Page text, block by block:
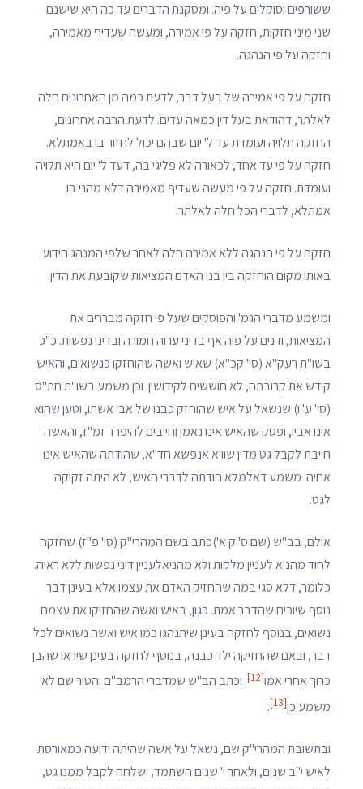
ששורפים וסוקלים על פיה. ומסקנת הדברים עד כה היא שישנם
שני מיני חזקות, חזקה על פי אמירה, ומעשה שעדיף מאמירה,
וחזקה על פי הנהגה.
חזקה על פי אמירה של בעל דבר, לדעת כמה מן האחרונים חלה
לאלתר, דהודאת בעל דין כמאה עדים. לדעת הרבה אחרונים,
החזקה תלויה ועומדת עד ל' יום שבהם יכול לחזור בו באמתלא.
חזקה על פי עד אחד, לכאורה לא פליגי בה, דעד ל' יום היא תלויה
ועומדת. חזקה על פי מעשה שעדיף מאמירה דלא מהני בו
אמתלא, לדברי הכל חלה לאלתר.
חזקה על פי הנהגה ללא אמירה חלה לאחר שלפי המנהג הידוע
באותו מקום הוחזקה בין בני האדם המציאות שקובעת את הדין.
ומשמע מדברי הגמ' והפוסקים שעל פי חזקה מבררים את
המציאות, ודנים על פיה אף בדיני ערוה חמורה ובדיני נפשות. כ"כ
בשו"ת רעק"א (סי' קכ"א) שאיש ואשה שהוחזקו כנשואים, והאיש
קידש את קרובתה, לא חוששים לקידושין. וכן משמע בשו"ת חת"ס
(סי' ע"ו) שנשאל על איש שהוחזק כבנו של אבי אשתו, וטען שהוא
אינו אביו, ופסק שהאיש אינו נאמן וחייבים להיפרד זמ"ז, והאשה
חייבת לקבל גט מדין שוויא אנפשא חד"א, שהודתה שהאיש אינו
אחיה. משמע דאלמלא הודתה לדברי האיש, לא היתה זקוקה
לגט.
אולם, בב"ש (שם ס"ק א')כתב בשם המהרי"ק (סי' פ"ז) שחזקה
לחוד מהניא לעניין מלקות ולא מהניאלעניין דיני נפשות ללא ראיה.
כלומר, דלא סגי במה שהחזיק האדם את עצמו אלא בעינן דבר
נוסף שיוכיח שהדבר אמת. כגון, באיש ואשה שהחזיקו את עצמם
נשואים, בנוסף לחזקה בעינן שיתנהגו כמו איש ואשה נשואים לכל
דבר, ובאם שהחזיקה ילד כבנה, בנוסף לחזקה בעינן שיראו שהבן
כרוך אחרי אמו[12]
. וכתב הב"ש שמדברי הרמב"ם והטור שם לא
משמע כן[13]
.
ובתשובת המהרי"ק שם, נשאל על אשה שהיתה ידועה כמאורסת
לאיש י"ב שנים, ולאחר י' שנים השתמד, ושלחה לקבל ממנו גט,